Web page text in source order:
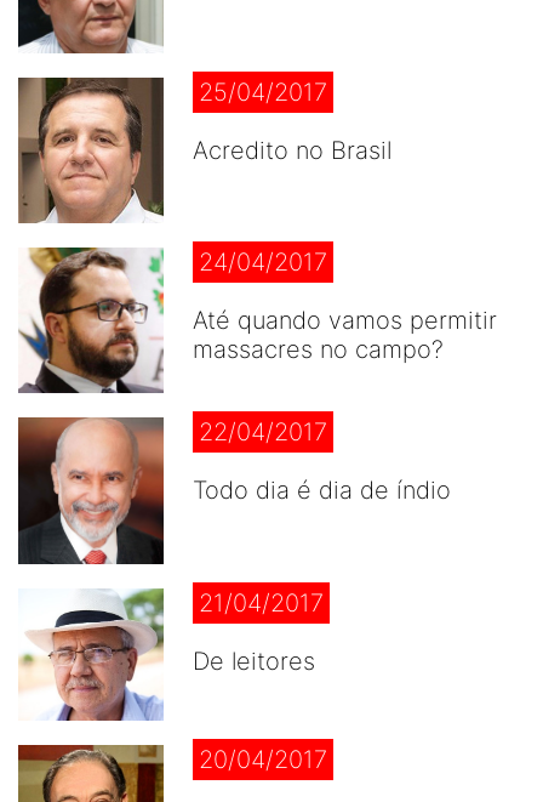
25/04/2017
Acredito no Brasil
24/04/2017
Até quando vamos permitir
massacres no campo?
22/04/2017
Todo dia é dia de índio
21/04/2017
De leitores
20/04/2017